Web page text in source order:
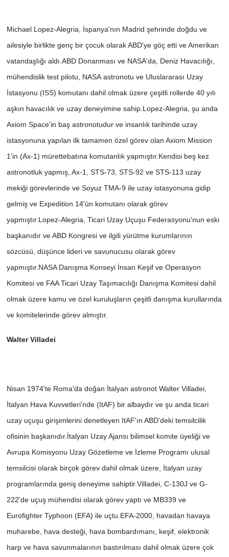
Michael Lopez-Alegria, İspanya'nın Madrid şehrinde doğdu ve
ailesiyle birlikte genç bir çocuk olarak ABD'ye göç etti ve Amerikan
vatandaşlığı aldı. ABD Donanması ve NASA'da, Deniz Havacılığı,
mühendislik test pilotu, NASA astronotu ve Uluslararası Uzay
İstasyonu (ISS) komutanı dahil olmak üzere çeşitli rollerde 40 yılı
aşkın havacılık ve uzay deneyimine sahip. Lopez-Alegria, şu anda
Axiom Space'in baş astronotudur ve insanlık tarihinde uzay
istasyonuna yapılan ilk tamamen özel görev olan Axiom Mission
1'in (Ax-1) mürettebatına komutanlık yapmıştır. Kendisi beş kez
astronotluk yapmış, Ax-1, STS-73, STS-92 ve STS-113 uzay
mekiği görevlerinde ve Soyuz TMA-9 ile uzay istasyonuna gidip
gelmiş ve Expedition 14'ün komutanı olarak görev
yapmıştır. Lopez-Alegria, Ticari Uzay Uçuşu Federasyonu'nun eski
başkanıdır ve ABD Kongresi ve ilgili yürütme kurumlarının
sözcüsü, düşünce lideri ve savunucusu olarak görev
yapmıştır. NASA Danışma Konseyi İnsan Keşif ve Operasyon
Komitesi ve FAA Ticari Uzay Taşımacılığı Danışma Komitesi dahil
olmak üzere kamu ve özel kuruluşların çeşitli danışma kurullarında
ve komitelerinde görev almıştır.
Walter Villadei
Nisan 1974'te Roma'da doğan İtalyan astronot Walter Villadei,
İtalyan Hava Kuvvetleri'nde (ItAF) bir albaydır ve şu anda ticari
uzay uçuşu girişimlerini denetleyen ItAF'ın ABD'deki temsilcilik
ofisinin başkanıdır. İtalyan Uzay Ajansı bilimsel komite üyeliği ve
Avrupa Komisyonu Uzay Gözetleme ve İzleme Programı ulusal
temsilcisi olarak birçok görev dahil olmak üzere, İtalyan uzay
programlarında geniş deneyime sahiptir.Villadei, C-130J ve G-
222'de uçuş mühendisi olarak görev yaptı ve MB339 ve
Eurofighter Typhoon (EFA) ile uçtu. EFA-2000, havadan havaya
muharebe, hava desteği, hava bombardımanı, keşif, elektronik
harp ve hava savunmalarının bastırılması dahil olmak üzere çok